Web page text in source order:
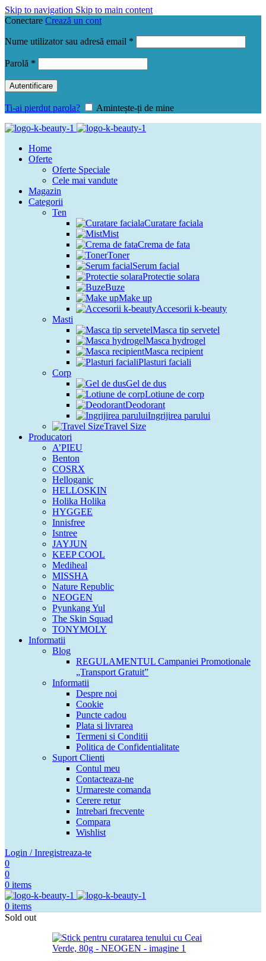
Skip to navigation Skip to main content
Conectare Crează un cont
Nume utilizator sau adresă email *
Parolă *
Autentificare
Ti-ai pierdut parola? Amintește-ți de mine
Home
Oferte
Oferte Speciale
Cele mai vandute
Magazin
Categorii
Ten
Curatare faciala
Mist
Crema de fata
Toner
Serum facial
Protectie solara
Buze
Make up
Accesorii k-beauty
Masti
Masca tip servetel
Masca hydrogel
Masca recipient
Plasturi faciali
Corp
Gel de dus
Lotiune de corp
Deodorant
Ingrijirea parului
Travel Size
Producatori
A’PIEU
Benton
COSRX
Helloganic
HELLOSKIN
Holika Holika
HYGGEE
Innisfree
Isntree
JAYJUN
KEEP COOL
Mediheal
MISSHA
Nature Republic
NEOGEN
Pyunkang Yul
The Skin Squad
TONYMOLY
Informatii
Blog
REGULAMENTUL Campaniei Promotionale
„Transport Gratuit”
Informatii
Despre noi
Cookie
Puncte cadou
Plata si livrarea
Termeni si Conditii
Politica de Confidentialitate
Suport Clienti
Contul meu
Contacteaza-ne
Urmareste comanda
Cerere retur
Intrebari frecvente
Compara
Wishlist
Login / Inregistreaza-te
0
0
0 items
0 items
Sold out